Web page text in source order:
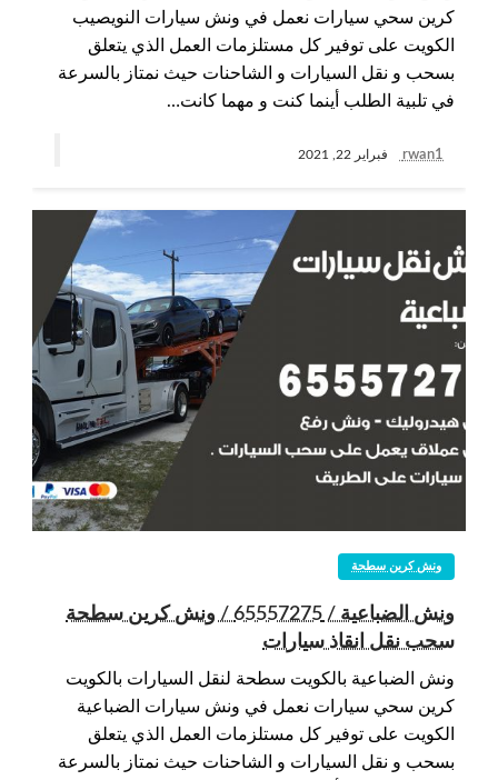
كرين سحي سيارات نعمل في ونش سيارات النويصيب
الكويت على توفير كل مستلزمات العمل الذي يتعلق
بسحب و نقل السيارات و الشاحنات حيث نمتاز بالسرعة
في تلبية الطلب أينما كنت و مهما كانت…
rwan1 فبراير 22, 2021
ونش كرين سطحة
ونش الضباعية / 65557275 / ونش كرين سطحة
سحب نقل انقاذ سيارات
ونش الضباعية بالكويت سطحة لنقل السيارات بالكويت
كرين سحي سيارات نعمل في ونش سيارات الضباعية
الكويت على توفير كل مستلزمات العمل الذي يتعلق
بسحب و نقل السيارات و الشاحنات حيث نمتاز بالسرعة